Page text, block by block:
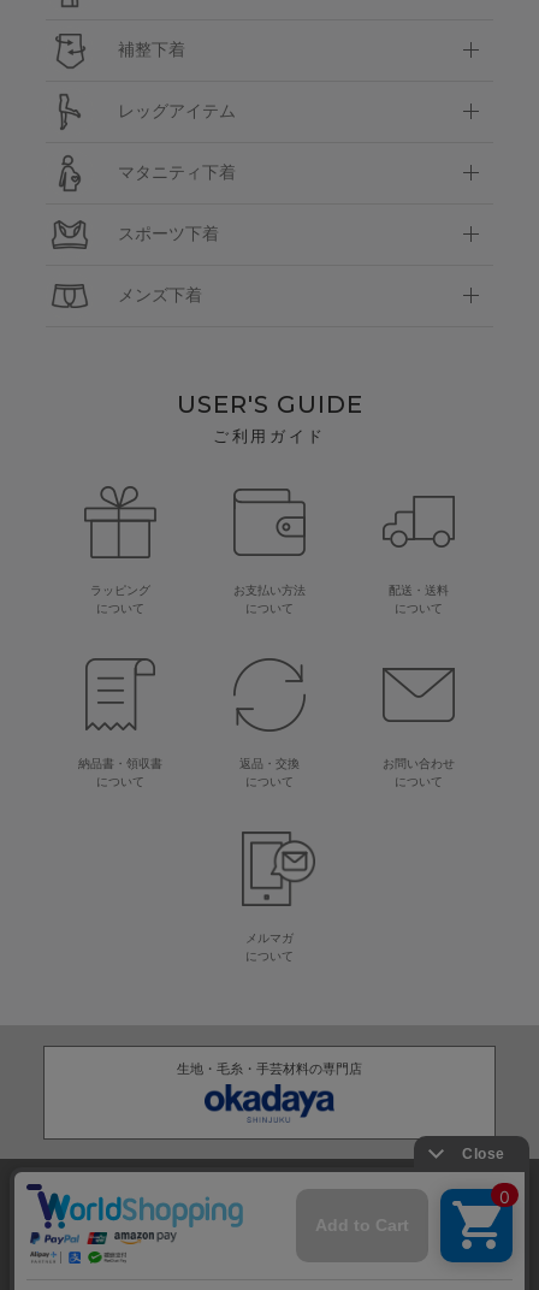
補整下着
レッグアイテム
マタニティ下着
スポーツ下着
メンズ下着
USER'S GUIDE
ご利用ガイド
ラッピング
について
お支払い方法
について
配送・送料
について
納品書・領収書
について
返品・交換
について
お問い合わせ
について
メルマガ
について
生地・毛糸・手芸材料の専門店
株式会社オカダヤ
特定商取引法に基づく表記 サイトマップ